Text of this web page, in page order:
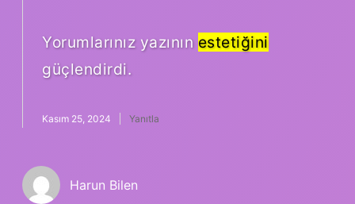
Yorumlarınız yazının estetiğini
güçlendirdi.
Kasım 25, 2024 Yanıtla
Harun Bilen